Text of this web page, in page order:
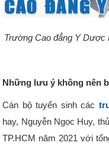
Trường Cao đẳng Y Dược
Những lưu ý không nên
Cán bộ tuyển sinh các
hay, Nguyễn Ngọc Huy,
TP.HCM năm 2021 với